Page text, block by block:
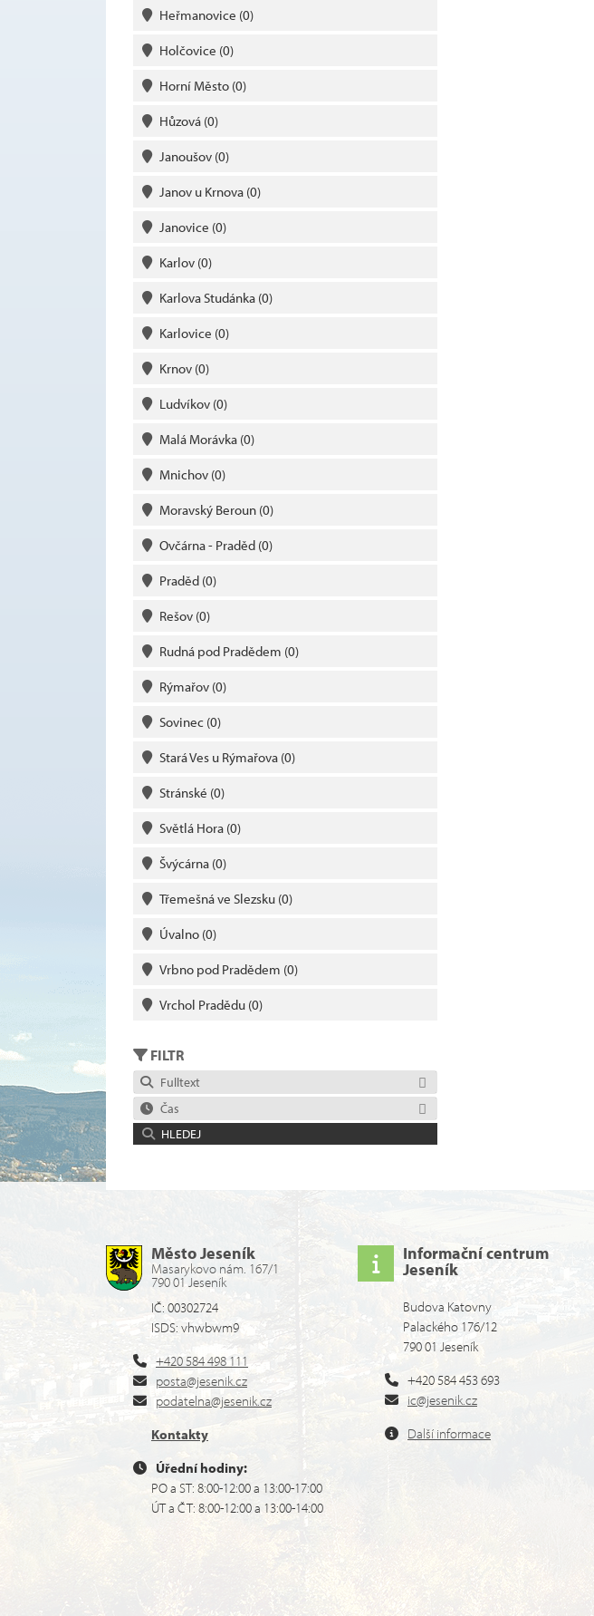
Heřmanovice (0)
Holčovice (0)
Horní Město (0)
Hůzová (0)
Janoušov (0)
Janov u Krnova (0)
Janovice (0)
Karlov (0)
Karlova Studánka (0)
Karlovice (0)
Krnov (0)
Ludvíkov (0)
Malá Morávka (0)
Mnichov (0)
Moravský Beroun (0)
Ovčárna - Praděd (0)
Praděd (0)
Rešov (0)
Rudná pod Pradědem (0)
Rýmařov (0)
Sovinec (0)
Stará Ves u Rýmařova (0)
Stránské (0)
Světlá Hora (0)
Švýcárna (0)
Třemešná ve Slezsku (0)
Úvalno (0)
Vrbno pod Pradědem (0)
Vrchol Pradědu (0)
FILTR
Fulltext
Čas
HLEDEJ
Město Jeseník
Masarykovo nám. 167/1
790 01 Jeseník
IČ: 00302724
ISDS: vhwbwm9
+420 584 498 111
posta@jesenik.cz
podatelna@jesenik.cz
Kontakty
Úřední hodiny:
PO a ST: 8:00-12:00 a 13:00-17:00
ÚT a ČT: 8:00-12:00 a 13:00-14:00
Informační centrum
Jeseník
Budova Katovny
Palackého 176/12
790 01 Jeseník
+420 584 453 693
ic@jesenik.cz
Další informace